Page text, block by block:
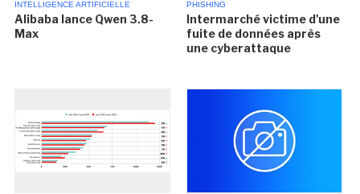
INTELLIGENCE ARTIFICIELLE
Alibaba lance Qwen 3.8-
Max
PHISHING
Intermarché victime d'une
fuite de données après
une cyberattaque